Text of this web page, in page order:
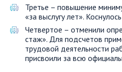
Третье – повышение
«за выслугу лет».
Четвертое – отменили
стаж». Для подсчетов
трудовой деятельности
присвоили за всю